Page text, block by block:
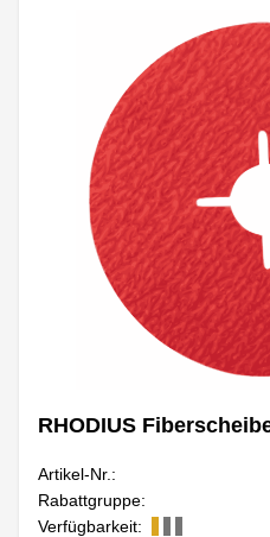
RHODIUS
Artikel-Nr.:
Rabattgruppe:
Verfügbarkeit: